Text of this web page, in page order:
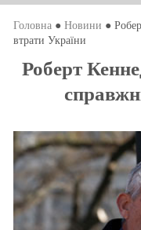
Головна● Новини ●
втрати України
Роберт